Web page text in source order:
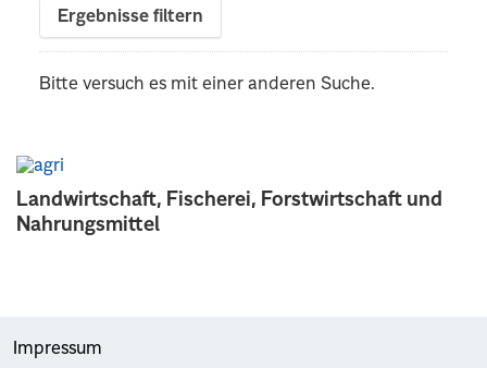
Landwirtschaft, Fischerei, Forstwirtschaft und
Nahrungsmittel
Ergebnisse filtern
Bitte versuch es mit einer anderen Suche.
Impressum